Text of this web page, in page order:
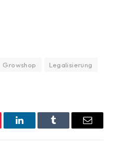
Growshop
Legalisierung
LinkedInTumblr Email